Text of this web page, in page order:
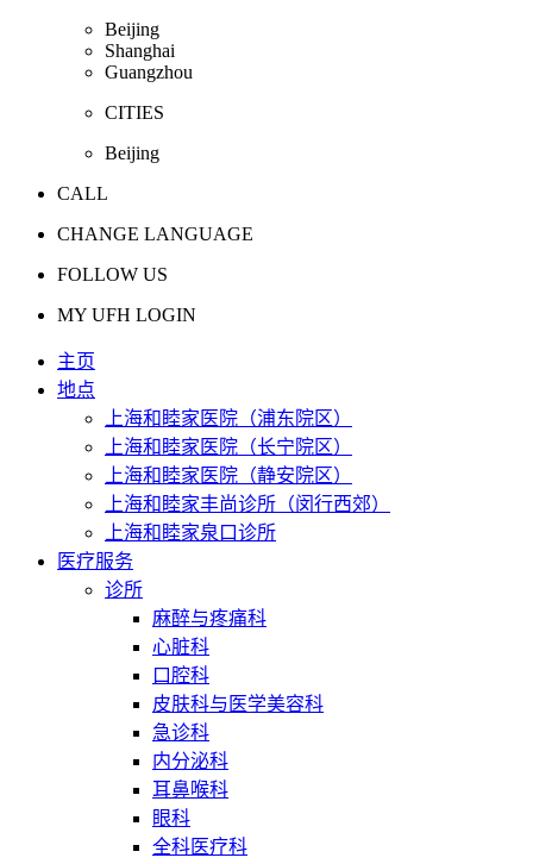
Beijing
Shanghai
Guangzhou
CITIES
Beijing
CALL
CHANGE LANGUAGE
FOLLOW US
MY UFH LOGIN
主页
地点
上海和睦家医院（浦东院区）
上海和睦家医院（长宁院区）
上海和睦家医院（静安院区）
上海和睦家丰尚诊所（闵行西郊）
上海和睦家泉口诊所
医疗服务
诊所
麻醉与疼痛科
心脏科
口腔科
皮肤科与医学美容科
急诊科
内分泌科
耳鼻喉科
眼科
全科医疗科